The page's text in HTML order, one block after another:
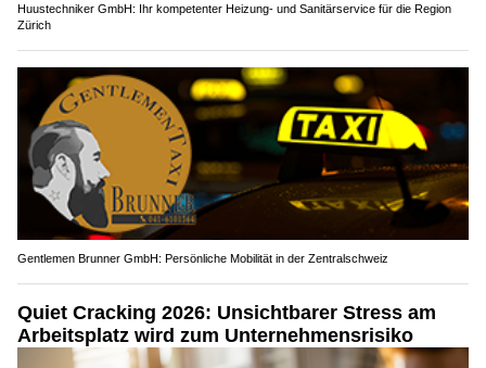
Huustechniker GmbH: Ihr kompetenter Heizung- und Sanitärservice für die Region
Zürich
Gentlemen Brunner GmbH: Persönliche Mobilität in der Zentralschweiz
Quiet Cracking 2026: Unsichtbarer Stress am
Arbeitsplatz wird zum Unternehmensrisiko